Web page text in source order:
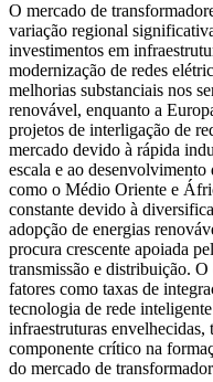
O mercado de
variação regional
investimentos em
modernização de redes
melhorias substanciais nos
renovável, enquanto a
projetos de interligação de
mercado devido à rápida
escala e ao
como o Médio Oriente e
constante devido à
adopção de energias
procura crescente apoiada
transmissão e distribuição.
fatores como taxas de
tecnologia de rede
infraestruturas envelhecidas,
componente crítico na
do mercado de